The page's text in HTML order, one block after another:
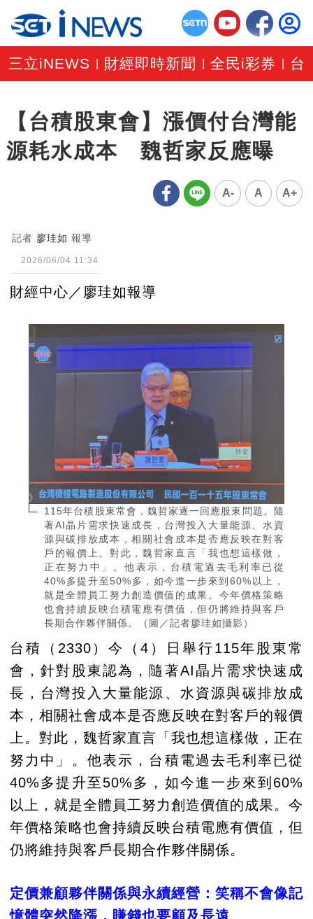
三立iNEWS 財經即時新聞 |全民i彩券 台
【台積股東會】漲價付台灣能
源耗水成本 魏哲家反應曝
A- A A+
記者 廖珪如 報導
2026/06/04 11:34
財經中心／廖珪如報導
115年台積股東常會，魏哲家逐一回應股東問題。隨
著AI晶片需求快速成長，台灣投入大量能源、水資
源與碳排放成本，相關社會成本是否應反映在對客
戶的報價上。對此，魏哲家直言「我也想這樣做，
正在努力中」。他表示，台積電過去毛利率已從
40%多提升至50%多，如今進一步來到60%以上，
就是全體員工努力創造價值的成果。今年價格策略
也會持續反映台積電應有價值，但仍將維持與客戶
長期合作夥伴關係。（圖／記者廖珪如攝影）
台積（2330）今（4）日舉行115年股東常
會，針對股東認為，隨著AI晶片需求快速成
長，台灣投入大量能源、水資源與碳排放成
本，相關社會成本是否應反映在對客戶的報價
上。對此，魏哲家直言「我也想這樣做，正在
努力中」。他表示，台積電過去毛利率已從
40%多提升至50%多，如今進一步來到60%
以上，就是全體員工努力創造價值的成果。今
年價格策略也會持續反映台積電應有價值，但
仍將維持與客戶長期合作夥伴關係。
定價兼顧夥伴關係與永續經營：笑稱不會像記
憶體突然降漲，賺錢也要顧及長遠